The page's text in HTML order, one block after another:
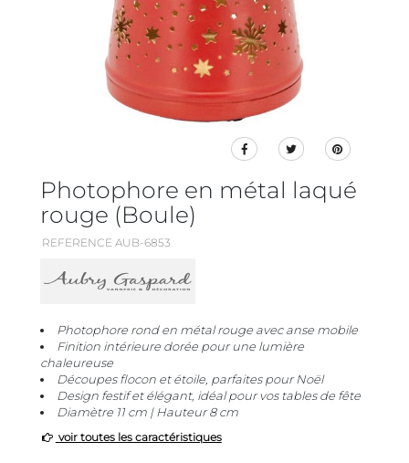
Photophore en métal laqué
rouge (Boule)
REFERENCE AUB-6853
Photophore rond en métal rouge avec anse mobile
Finition intérieure dorée pour une lumière
chaleureuse
Découpes flocon et étoile, parfaites pour Noël
Design festif et élégant, idéal pour vos tables de fête
Diamètre 11 cm | Hauteur 8 cm
voir toutes les caractéristiques